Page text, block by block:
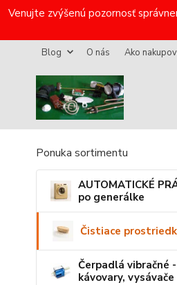
Venujte zvýšenú pozornosť
Blog O nás Ako
Ponuka sortimentu
AUTOMATICKÉ
po generálke
Čistiace
Čerpadlá vibračné -
kávovary, vysávače